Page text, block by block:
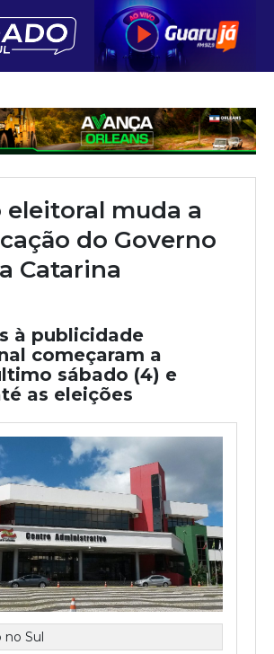
eleitoral muda a
do Governo
Catarina
à publicidade
começaram a
sábado (4) e
as eleições
Sul